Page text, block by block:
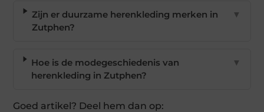
Zijn er duurzame herenkleding merken in
Zutphen?
▼
Hoe is de modegeschiedenis van
herenkleding in Zutphen?
▼
Goed artikel? Deel hem dan op: